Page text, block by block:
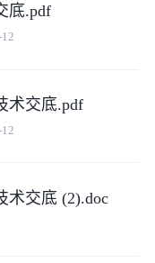
底.pdf
术交底.pdf
术交底 (2).doc